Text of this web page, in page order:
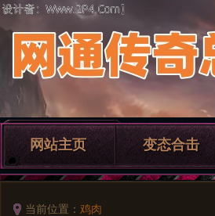
网站主页 变态合击
当前位置： 鸡肉